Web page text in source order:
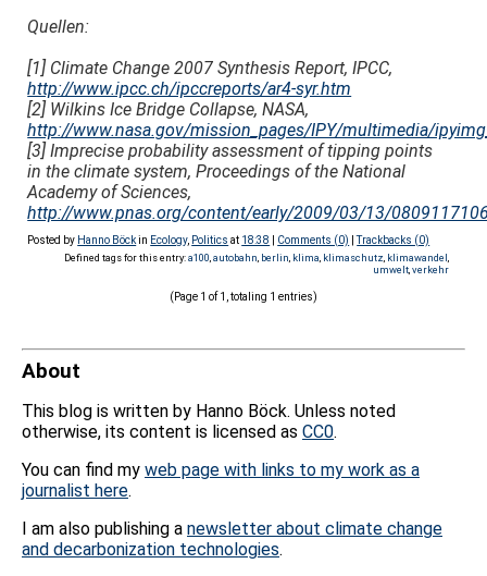
Quellen:
[1] Climate Change 2007 Synthesis Report, IPCC,
http://www.ipcc.ch/ipccreports/ar4-syr.htm
[2] Wilkins Ice Bridge Collapse, NASA,
http://www.nasa.gov/mission_pages/IPY/multimedia/
[3] Imprecise probability assessment of tipping points
in the climate system, Proceedings of the National
Academy of Sciences,
http://www.pnas.org/content/early/2009/03/13/
Posted by Hanno Böckin Ecology, Politics at 18:38 Comments (0) |Trackbacks (0)
Defined tags for this entry:a100 autobahn berlin klima klimaschutz klimawandel
umwelt, verkehr
(Page 1 of 1, totaling 1 entries)
About
This blog is written by Hanno Böck. Unless noted
otherwise, its content is licensed as CC0.
You can find my web page with links to my work as a
journalist here.
I am also publishing a newsletter about climate change
and decarbonization technologies.